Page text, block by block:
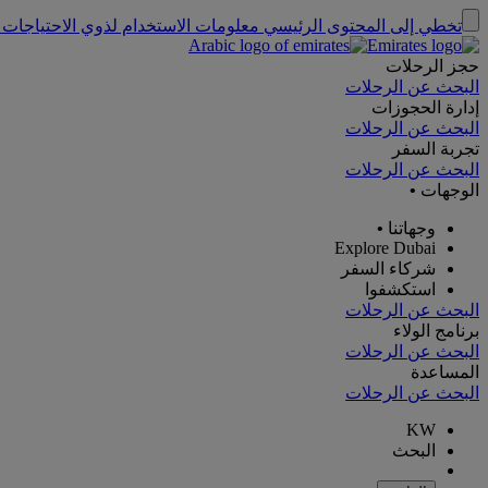
تخطي إلى المحتوى الرئيسي معلومات الاستخدام لذوي
حجز الرحلات
البحث عن الرحلات
إدارة الحجوزات
البحث عن الرحلات
تجربة السفر
البحث عن الرحلات
الوجهات •
وجهاتنا •
Explore Dubai
شركاء السفر
استكشفوا
البحث عن الرحلات
برنامج الولاء
البحث عن الرحلات
المساعدة
البحث عن الرحلات
KW
البحث